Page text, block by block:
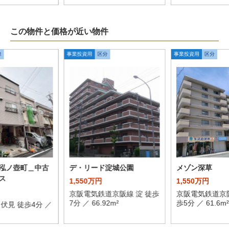
この物件と価格が近い物件
ノ壺町＿中古
見 徒歩4分 ／
事業投資用 区分
デ・リード淀城公園
1,550万円
京阪電気鉄道京阪線 淀 徒歩
7分 ／ 66.92m²
事業投資用 区分
メゾン深草
1,550万円
京阪電気鉄道京
歩5分 ／ 61.6m²